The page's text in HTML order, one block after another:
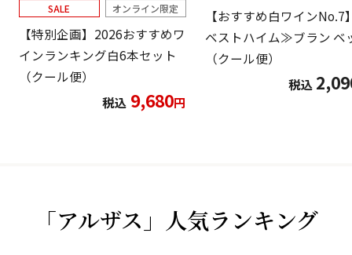
SALE オンライン限定
【特別企画】2026おすすめワ
インランキング白6本セット
（クール便）
税込 9,680円
【おすすめ白ワイン
ベストハイム≫ブラン ベ
（クール便）
税込
「アルザス」人気ランキング